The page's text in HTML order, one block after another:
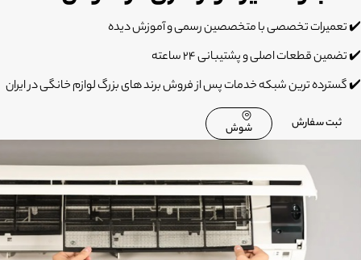
✔️ تعمیرات تخصصی با متخصصین رسمی و آموزش دیده
✔️ تضمین قطعات اصلی و پشتیبانی 24 ساعته
✔️ گسترده ترین شبکه خدمات پس از فروش برند های بزرگ لوازم خانگی در ایران
ثبت سفارش شوش